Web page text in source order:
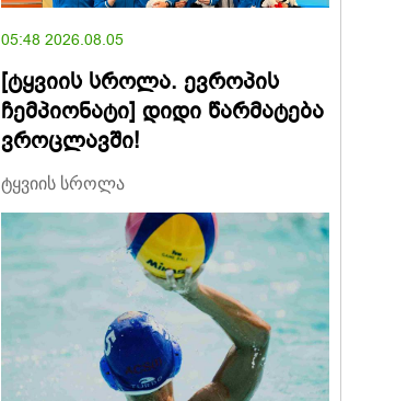
05:48 2026.08.05
[ტყვიის სროლა. ევროპის
ჩემპიონატი] დიდი წარმატება
ვროცლავში!
ტყვიის სროლა